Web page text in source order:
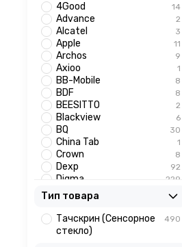
4Good
14
Advance 2
Alcatel 3
Apple 11
Archos 9
Axioo 1
BB-Mobile 8
BDF 8
BEESITTO 2
Blackview 6
BQ 30
China Tab 1
Crown 8
Dexp 92
Digma 229
Egopad 2
Eplutus
ORIGberry 60
Prestigio
Тип товара
Тачскрин (Сенсорное
стекло)
490